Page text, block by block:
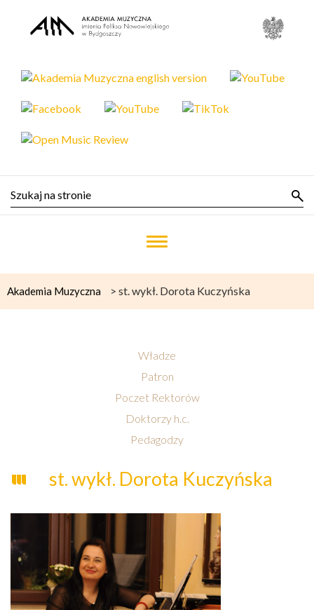
Akademia Muzyczna > st. wykł. Dorota Kuczyńska
Władze
Patron
Poczet Rektorów
Doktorzy h.c.
Pedagodzy
st. wykł. Dorota Kuczyńska